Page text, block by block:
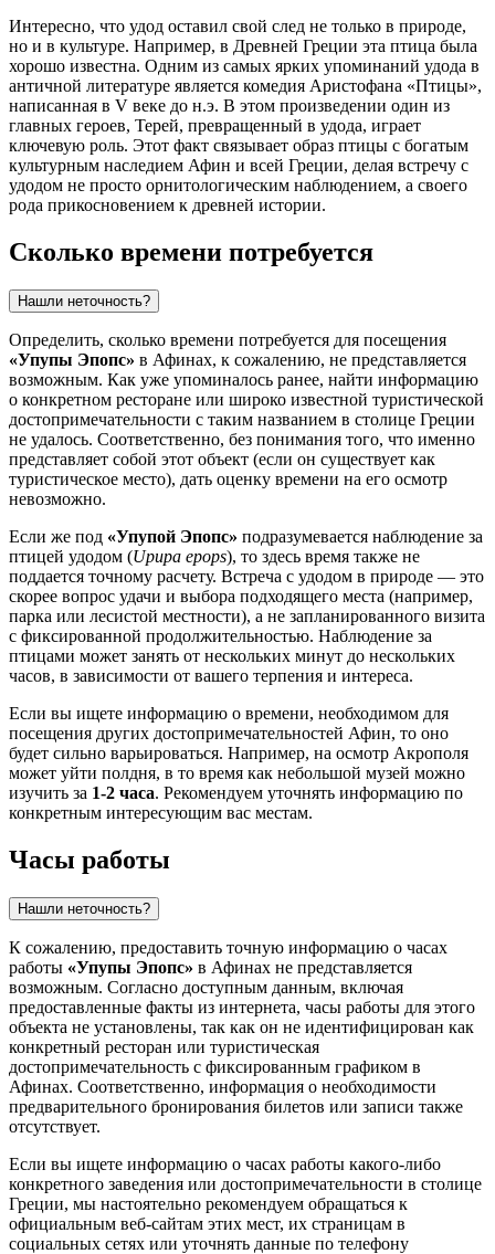
Интересно, что удод оставил свой след не только в природе,
но и в культуре. Например, в Древней Греции эта птица была
хорошо известна. Одним из самых ярких упоминаний удода в
античной литературе является комедия Аристофана «Птицы»,
написанная в V веке до н.э. В этом произведении один из
главных героев, Терей, превращенный в удода, играет
ключевую роль. Этот факт связывает образ птицы с богатым
культурным наследием Афин и всей Греции, делая встречу с
удодом не просто орнитологическим наблюдением, а своего
рода прикосновением к древней истории.
Сколько времени потребуется
Нашли неточность?
Определить, сколько времени потребуется для посещения
«Упупы Эпопс» в Афинах, к сожалению, не представляется
возможным. Как уже упоминалось ранее, найти информацию
о конкретном ресторане или широко известной туристической
достопримечательности с таким названием в столице Греции
не удалось. Соответственно, без понимания того, что именно
представляет собой этот объект (если он существует как
туристическое место), дать оценку времени на его осмотр
невозможно.
Если же под «Упупой Эпопс» подразумевается наблюдение за
птицей удодом (Upupa epops), то здесь время также не
поддается точному расчету. Встреча с удодом в природе — это
скорее вопрос удачи и выбора подходящего места (например,
парка или лесистой местности), а не запланированного визита
с фиксированной продолжительностью. Наблюдение за
птицами может занять от нескольких минут до нескольких
часов, в зависимости от вашего терпения и интереса.
Если вы ищете информацию о времени, необходимом для
посещения других достопримечательностей Афин, то оно
будет сильно варьироваться. Например, на осмотр Акрополя
может уйти полдня, в то время как небольшой музей можно
изучить за 1-2 часа. Рекомендуем уточнять информацию по
конкретным интересующим вас местам.
Часы работы
Нашли неточность?
К сожалению, предоставить точную информацию о часах
работы «Упупы Эпопс» в Афинах не представляется
возможным. Согласно доступным данным, включая
предоставленные факты из интернета, часы работы для этого
объекта не установлены, так как он не идентифицирован как
конкретный ресторан или туристическая
достопримечательность с фиксированным графиком в
Афинах. Соответственно, информация о необходимости
предварительного бронирования билетов или записи также
отсутствует.
Если вы ищете информацию о часах работы какого-либо
конкретного заведения или достопримечательности в столице
Греции, мы настоятельно рекомендуем обращаться к
официальным веб-сайтам этих мест, их страницам в
социальных сетях или уточнять данные по телефону